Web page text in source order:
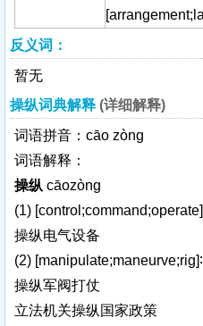
反义词：
暂无
操纵词典解释 (详细解释)
词语拼音：cāo zòng
词语解释：
操纵 cāozòng
(1) [control;command;operate]
操纵电气设备
(2) [manipulate;maneurve;rig]
操纵军阀打仗
立法机关操纵国家政策